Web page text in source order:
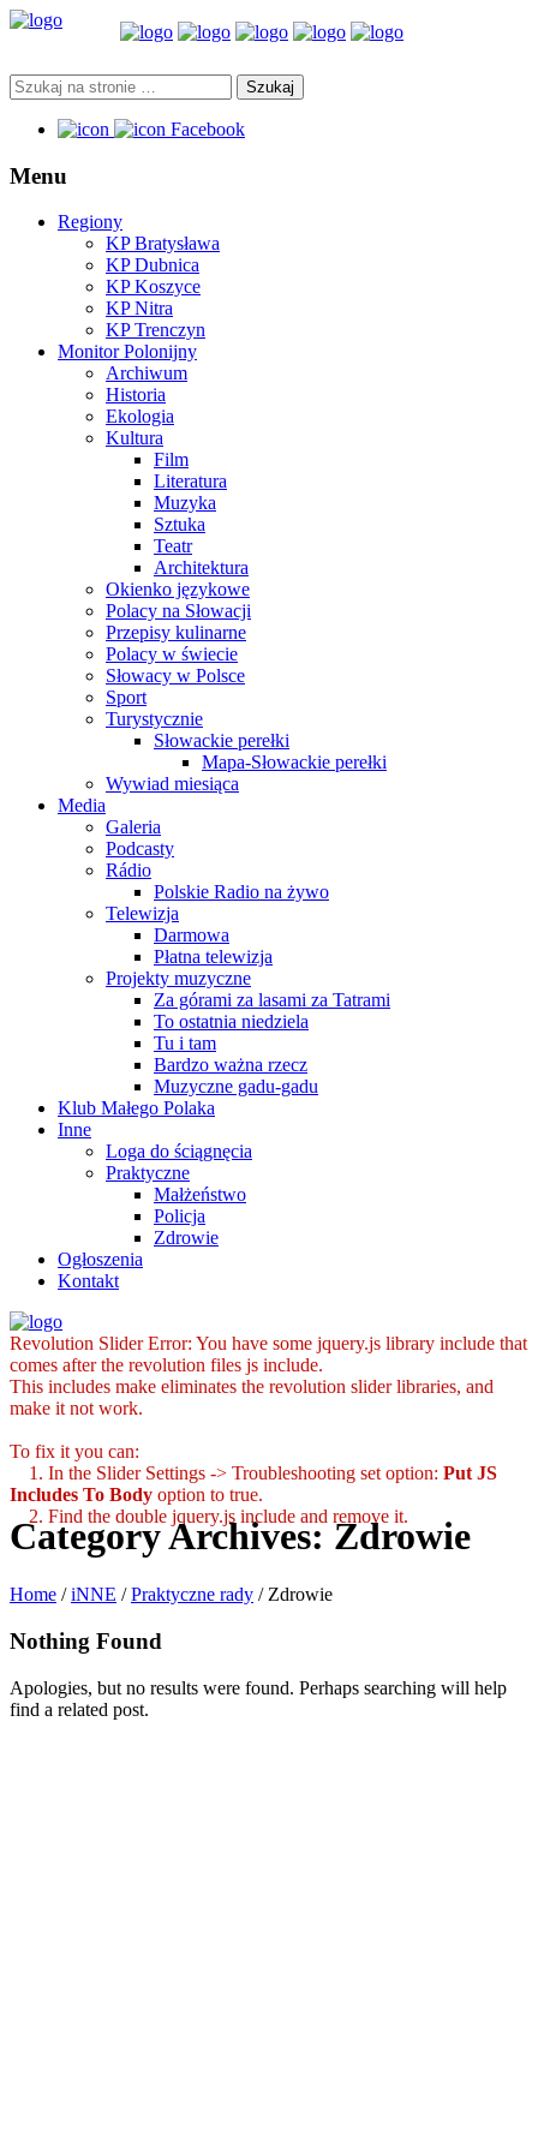
Facebook
Menu
Regiony
KP Bratysława
KP Dubnica
KP Koszyce
KP Nitra
KP Trenczyn
Monitor Polonijny
Archiwum
Historia
Ekologia
Kultura
Film
Literatura
Muzyka
Sztuka
Teatr
Architektura
Okienko językowe
Polacy na Słowacji
Przepisy kulinarne
Polacy w świecie
Słowacy w Polsce
Sport
Turystycznie
Słowackie perełki
Mapa-Słowackie perełki
Wywiad miesiąca
Media
Galeria
Podcasty
Rádio
Polskie Radio na żywo
Telewizja
Darmowa
Płatna telewizja
Projekty muzyczne
Za górami za lasami za Tatrami
To ostatnia niedziela
Tu i tam
Bardzo ważna rzecz
Muzyczne gadu-gadu
Klub Małego Polaka
Inne
Loga do ściągnęcia
Praktyczne
Małżeństwo
Policja
Zdrowie
Ogłoszenia
Kontakt
Revolution Slider Error: You have some jquery.js library include that
comes after the revolution files js include.
This includes make eliminates the revolution slider libraries, and
make it not work.
To fix it you can:
1. In the Slider Settings -> Troubleshooting set option: Put JS
Includes To Body option to true.
2. Find the double jquery.js include and remove it.
Category Archives:Zdrowie
Home / iNNE / Praktyczne rady / Zdrowie
Nothing Found
Apologies, but no results were found. Perhaps searching will help
find a related post.